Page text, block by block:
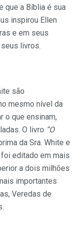
que a Bíblia é sua
inspirou Ellen
e em seus
livros.
são
mesmo nível da
o que ensinam,
O livro “O
da Sra. White e
editado em mais
a dois milhões
importantes
Veredas de